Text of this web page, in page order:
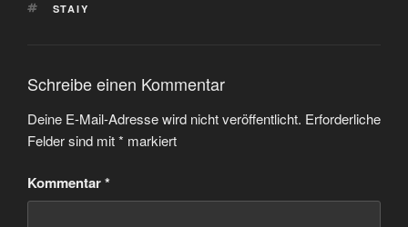
SCHLAGWÖRTER
STAIY
Schreibe einen Kommentar
Deine E-Mail-Adresse wird nicht veröffentlicht. Erforderliche
Felder sind mit* markiert
Kommentar*